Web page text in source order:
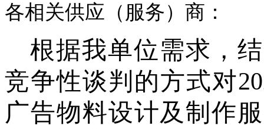
各相关供应（服务）商：
根据我单位需求 ，
竞争性谈判的方式对
广告物料设计及制作